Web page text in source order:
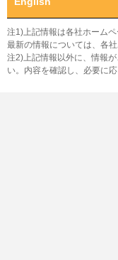
注1)上記情報は各社ホーム
最新の情報については、各
注2)上記情報以外に、情報
い。内容を確認し、必要に